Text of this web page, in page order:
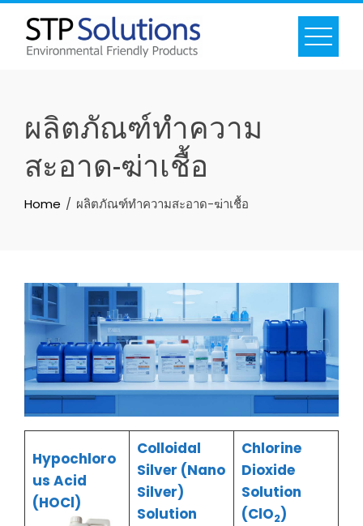
ผลิตภัณฑ์ทำความ
สะอาด-ฆ่าเชื้อ
Home ผลิตภัณฑ์ทำความสะอาด-ฆ่าเชื้อ
Hypochloro
us Acid
(HOCl)
Colloidal
Silver (Nano
Silver)
Solution
Chlorine
Dioxide
Solution
(ClO2)